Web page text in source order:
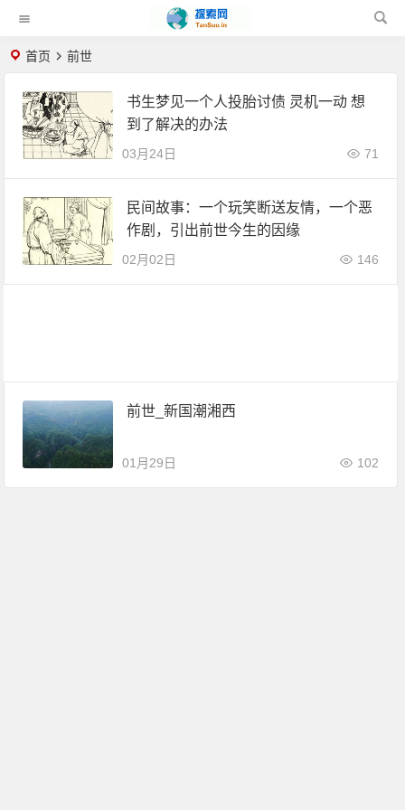
首页 前世
书生梦见一个人投胎讨债 灵机一动 想
到了解决的办法
03月24日 71
民间故事：一个玩笑断送友情，一个恶
作剧，引出前世今生的因缘
02月02日 146
前世_新国潮湘西
01月29日 102